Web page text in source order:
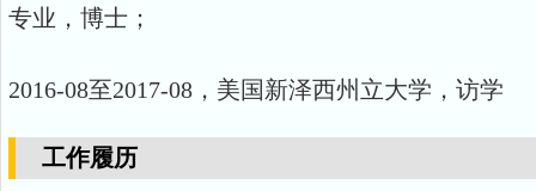
专业，博士；
2016-08至2017-08，美国新泽西州立大学，访学
工作履历